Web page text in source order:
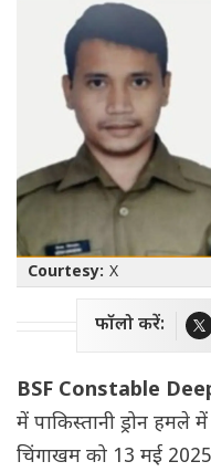
Courtesy: X
फॉलो करें:
BSF Constable
में पाकिस्तानी ड्रोन
चिंगाखम को 13 मई